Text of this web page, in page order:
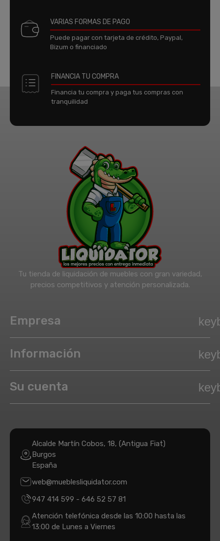
VARIAS FORMAS DE PAGO
Puede pagar con tarjeta de crédito, Paypal,
Bizum o financiado
FINANCIA TU COMPRA
Financia tu compra y paga tus compras con
tranquilidad
Tu tienda de liquidación de muebles con gran variedad,
precios competitivos y atención personalizada.
Empresa
Información
Su cuenta
Alcalde Martín Cobos, 18, (Antigua Fiat)
Burgos
España
web@mueblesliquidator.com
947 414 599 - 646 52 57 81
Atención telefónica desde las 10:00 hasta las
13:00 de Lunes a Viernes